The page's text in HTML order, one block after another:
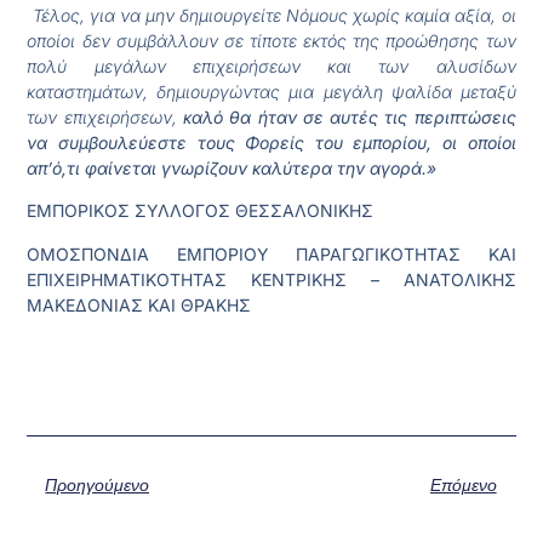
Τέλος, για να μην δημιουργείτε Νόμους χωρίς καμία αξία, οι
οποίοι δεν συμβάλλουν σε τίποτε εκτός της προώθησης των
πολύ μεγάλων επιχειρήσεων και των αλυσίδων
καταστημάτων, δημιουργώντας μια μεγάλη ψαλίδα μεταξύ
των επιχειρήσεων, καλό θα ήταν σε αυτές τις περιπτώσεις
να συμβουλεύεστε τους Φορείς του εμπορίου, οι οποίοι
απ’ό,τι φαίνεται γνωρίζουν καλύτερα την αγορά.»
ΕΜΠΟΡΙΚΟΣ ΣΥΛΛΟΓΟΣ ΘΕΣΣΑΛΟΝΙΚΗΣ
ΟΜΟΣΠΟΝΔΙΑ ΕΜΠΟΡΙΟΥ ΠΑΡΑΓΩΓΙΚΟΤΗΤΑΣ ΚΑΙ
ΕΠΙΧΕΙΡΗΜΑΤΙΚΟΤΗΤΑΣ ΚΕΝΤΡΙΚΗΣ – ΑΝΑΤΟΛΙΚΗΣ
ΜΑΚΕΔΟΝΙΑΣ ΚΑΙ ΘΡΑΚΗΣ
Προηγούμενο Επόμενο